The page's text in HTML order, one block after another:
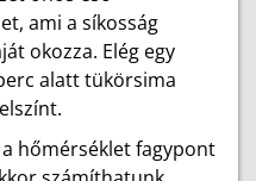
ami a síkosság
okozza. Elég egy
alatt tükörsima
hőmérséklet fagypont